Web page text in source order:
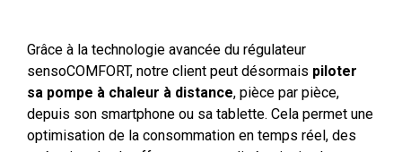
Grâce à la technologie avancée du régulateur
sensoCOMFORT, notre client peut désormais piloter
sa pompe à chaleur à distance, pièce par pièce,
depuis son smartphone ou sa tablette. Cela permet une
optimisation de la consommation en temps réel, des